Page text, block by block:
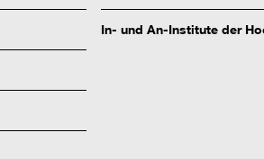
In- und An-Institute der